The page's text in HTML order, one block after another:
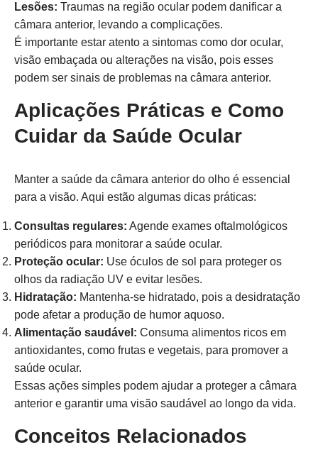
Lesões: Traumas na região ocular podem danificar a
câmara anterior, levando a complicações.
É importante estar atento a sintomas como dor ocular,
visão embaçada ou alterações na visão, pois esses
podem ser sinais de problemas na câmara anterior.
Aplicações Práticas e Como
Cuidar da Saúde Ocular
Manter a saúde da câmara anterior do olho é essencial
para a visão. Aqui estão algumas dicas práticas:
Consultas regulares: Agende exames oftalmológicos
periódicos para monitorar a saúde ocular.
Proteção ocular: Use óculos de sol para proteger os
olhos da radiação UV e evitar lesões.
Hidratação: Mantenha-se hidratado, pois a desidratação
pode afetar a produção de humor aquoso.
Alimentação saudável: Consuma alimentos ricos em
antioxidantes, como frutas e vegetais, para promover a
saúde ocular.
Essas ações simples podem ajudar a proteger a câmara
anterior e garantir uma visão saudável ao longo da vida.
Conceitos Relacionados